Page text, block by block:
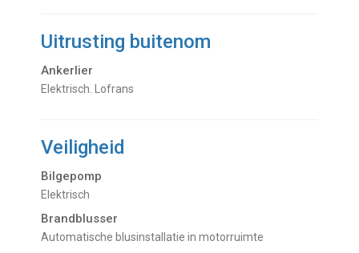
Uitrusting buitenom
Ankerlier
Elektrisch. Lofrans
Veiligheid
Bilgepomp
Elektrisch
Brandblusser
Automatische blusinstallatie in motorruimte